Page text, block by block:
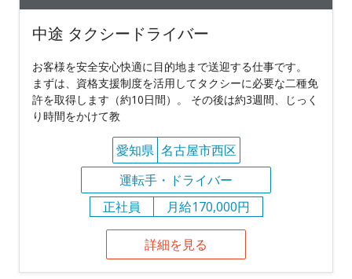
中途 タクシードライバー
お客様を安全安心快適に目的地まで送迎する仕事です。
まずは、資格支援制度を活用してタクシーに必要な二種免
許を取得します（約10日間）。 その後は約3週間、じっく
り時間をかけて教
愛知県 名古屋市西区
運転手・ドライバー
正社員
月給170,000円
詳細を見る